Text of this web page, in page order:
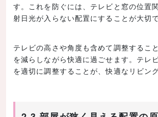
す。これを防ぐには、テレビと窓の位置
射日光が入らない配置にすることが大切で
テレビの高さや角度も含めて調整するこ
を減らしながら快適に過ごせます。テレ
を適切に調整することが、快適なリビン